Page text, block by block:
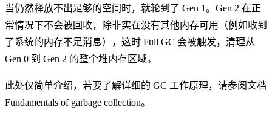
当仍然释放不出足够的空间时，就轮到了 Gen 1。Gen 2 在正
常情况下不会被回收，除非实在没有其他内存可用（例如收到
了系统的内存不足消息），这时 Full GC 会被触发，清理从
Gen 0 到 Gen 2 的整个堆内存区域。
此处仅简单介绍，若要了解详细的 GC 工作原理，请参阅文档
Fundamentals of garbage collection。